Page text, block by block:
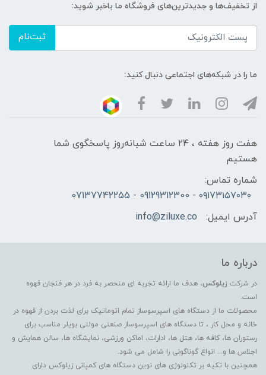
از تخفیف‌ها و جدیدترین‌های فروشگاه ما باخبر شوید:
ثبت‌نام
ما را در شبکه‌های اجتماعی دنبال کنید:
هفت روز هفته ، ۲۴ ساعت شبانه‌روز پاسخگوی شما
هستیم
شماره تماس:
۰۹۱۷۳۱۵۷۰۳۰ - 09129312300 - 07137742255
آدرس ایمیل:
info@ziluxe.co
درباره ما
در شرکت زیلوکس، هدف ما ارائه تجربه ای منحصر به فرد در هر فنجان قهوه
است.
محصولات ما از دستگاه های اسپرسوساز تمام اتوماتیک برای لذت بردن از قهوه در
خانه و محل کار ، تا دستگاه های اسپرسوساز صنعتی مولتی بویلر مناسب برای
رستوران ها، کافه ها، هتل ها، ادارات، اماکن ورزشی، نمایشگاه ها، سالن همایش و
اجلاس ها و... انواع گوناگونی را شامل می شود.
همچنین با تکیه بر تکنولوژی های نوین دستگاه های کمپانی زیلوکس دارای